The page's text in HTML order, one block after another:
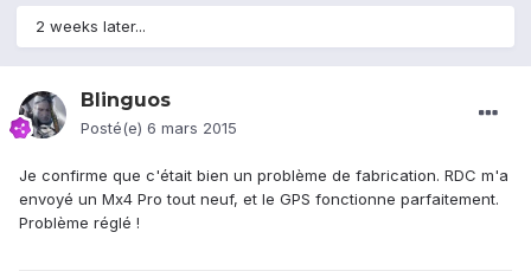
2 weeks later...
Blinguos
Posté(e) 6 mars 2015
Je confirme que c'était bien un problème de fabrication. RDC m'a
envoyé un Mx4 Pro tout neuf, et le GPS fonctionne parfaitement.
Problème réglé !